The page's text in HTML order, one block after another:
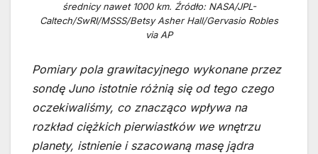
średnicy nawet 1000 km. Źródło: NASA/JPL-
Caltech/SwRI/MSSS/Betsy Asher Hall/Gervasio Robles
via AP
Pomiary pola grawitacyjnego wykonane przez
sondę Juno istotnie różnią się od tego czego
oczekiwaliśmy, co znacząco wpływa na
rozkład ciężkich pierwiastków we wnętrzu
planety, istnienie i szacowaną masę jądra